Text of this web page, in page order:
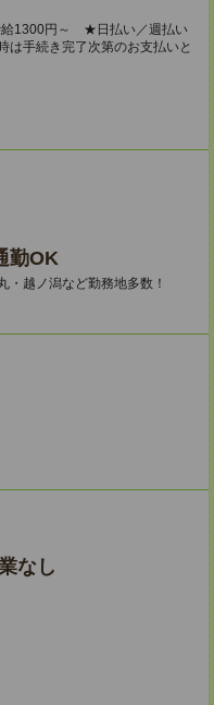
1300円～ ★日払い／週払い
手続き完了次第のお支払いと
勤OK
・越ノ潟など勤務地多数！
なし